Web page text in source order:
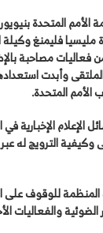
الأمم المتحدة
فليمنغ وكيلة
مصاحبة
وأبدت
المتحدة.
الإخبارية في
الترويج له
للوقوف على
والفعاليات